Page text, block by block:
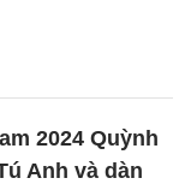
2024 Quỳnh
Anh và dàn